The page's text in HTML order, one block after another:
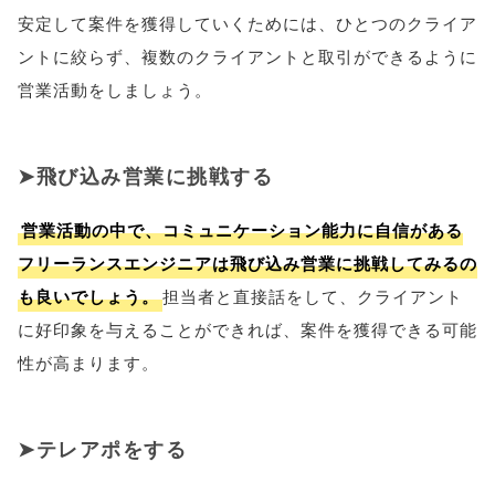
安定して案件を獲得していくためには、ひとつのクライア
ントに絞らず、複数のクライアントと取引ができるように
営業活動をしましょう。
飛び込み営業に挑戦する
営業活動の中で、コミュニケーション能力に自信がある
フリーランスエンジニアは飛び込み営業に挑戦してみるの
も良いでしょう。担当者と直接話をして、クライアント
に好印象を与えることができれば、案件を獲得できる可能
性が高まります。
テレアポをする